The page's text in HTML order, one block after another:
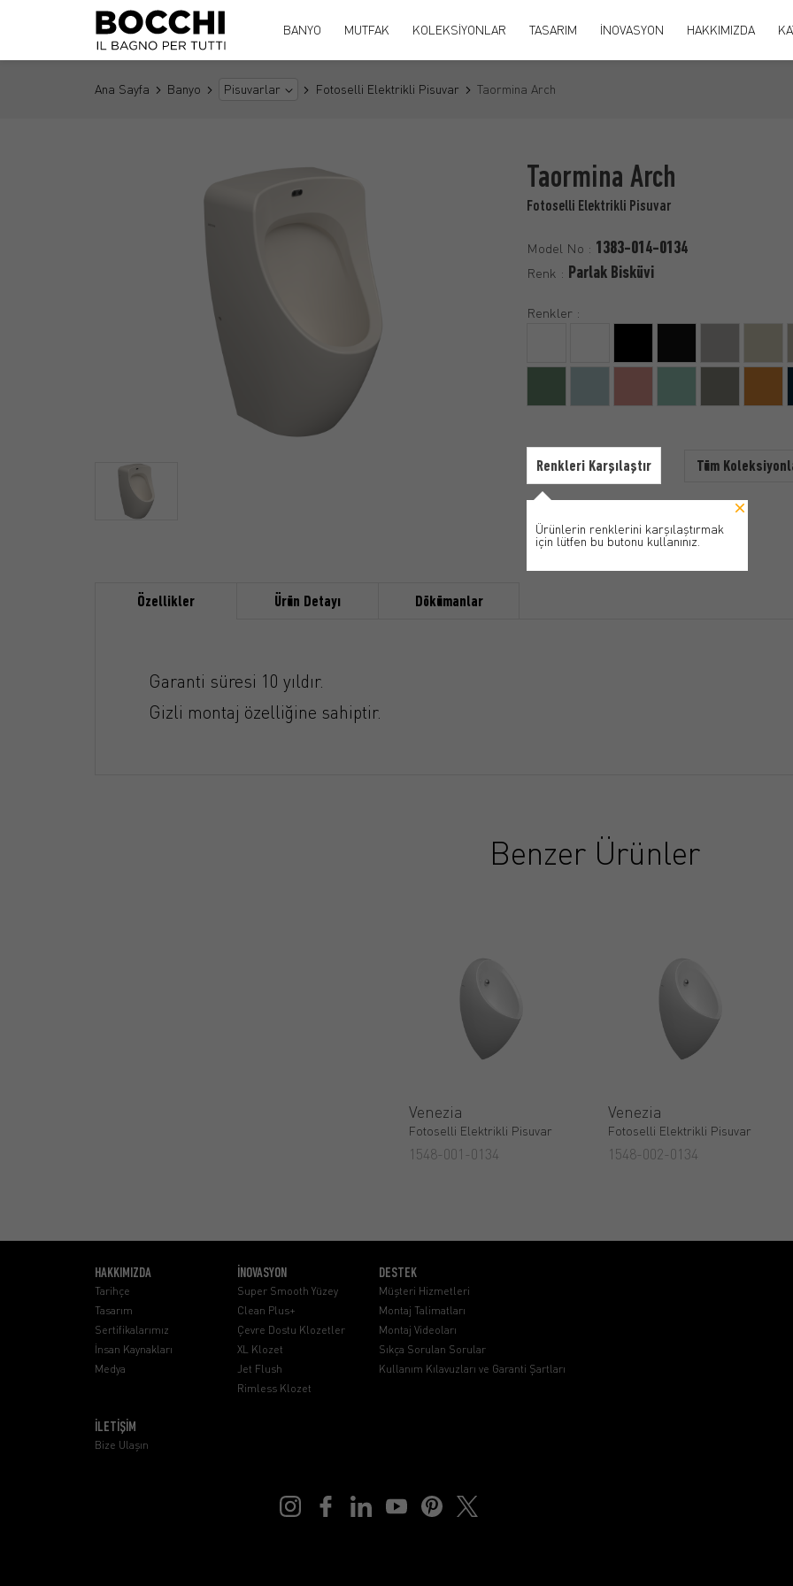
BANYO MUTFAK KOLEKSİYONLAR TASARIM İNOVASYON HAKKIMIZDA
Ana Sayfa Banyo Pisuvarlar Fotoselli Elektrikli Pisuvar Taormina Arch
Taormina Arch
Fotoselli Elektrikli Pisuvar
Model No : 1383-014-0134
Renk : Parlak Bisküvi
Renkler :
Renkleri Karşılaştır Tüm
Ürünlerin renklerini karşılaştırmak
için lütfen bu butonu kullanınız.
Özellikler Ürün Detayı Dökümanlar
Garanti süresi 10 yıldır.
Gizli montaj özelliğine sahiptir.
Benzer Ürünler
Venezia
Fotoselli Elektrikli Pisuvar
1548-001-0134
Venezia
Fotoselli Elektrikli Pisuvar
1548-002-0134
HAKKIMIZDA
Tarihçe
Tasarım
Sertifikalarımız
İnsan Kaynakları
Medya
İNOVASYON
Super Smooth Yüzey
Clean Plus+
Çevre Dostu Klozetler
XL Klozet
Jet Flush
Rimless Klozet
DESTEK
Müşteri Hizmetleri
Montaj Talimatları
Montaj Videoları
Sıkça Sorulan Sorular
Kullanım Kılavuzları ve Garanti Şartları
İLETİŞİM
Bize Ulaşın